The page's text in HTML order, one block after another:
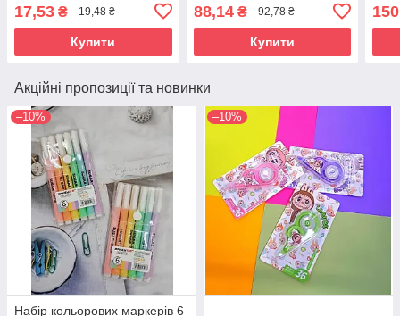
17,53 ₴ 19,48 ₴
Купити
88,14₴ 92,78 ₴
Купити
Акційні пропозиції та новинки
–10%
Набір кольорових маркерів 6
–10%